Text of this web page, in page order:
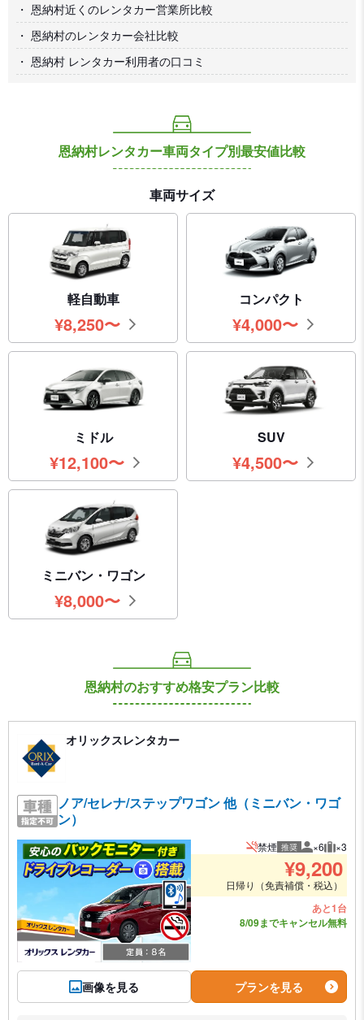
恩納村近くのレンタカー営業所比較
恩納村のレンタカー会社比較
恩納村 レンタカー利用者の口コミ
恩納村レンタカー車両タイプ別最安値比較
車両サイズ
軽自動車
¥8,250円
〜
コンパクト
¥4,000円
〜
ミドル
¥12,100
円〜
SUV
¥4,500円
〜
ミニバン・ワゴン
¥8,000円
〜
恩納村のおすすめ格安プラン比較
オリックスレンタカー
ノア/セレナ/ステップワゴン 他（ミニバン・ワゴ
ン）
画像を見る
禁煙 推奨 推奨人数
×6 推奨
×3
¥9,200
日帰り（免責補償・税込）
あと1台
8/09までキャンセル無料
プランを見る